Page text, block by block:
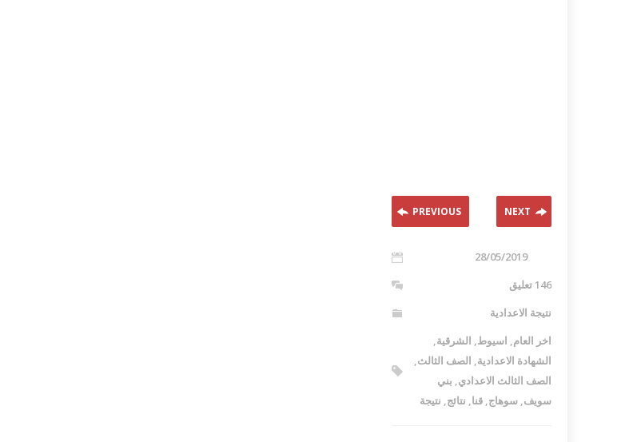
PREVIOUS NEXT
28/05/2019
146 تعليق
نتيجة الاعدادية
اخر العام, اسيوط, الشرقية,
الشهادة الاعدادية, الصف الثالث,
الصف الثالث الاعدادي, بني
سويف, سوهاج, قنا, نتائج, نتيجة